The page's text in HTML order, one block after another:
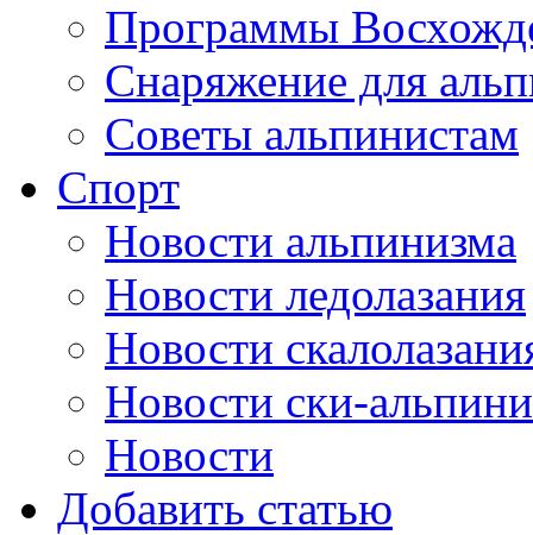
Программы
Снаряжение для
Советы альпинистам
Спорт
Новости альпинизма
Новости ледолазания
Новости
Новости ски-
Новости
Добавить статью